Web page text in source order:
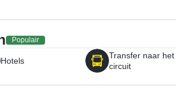
Populair
Hotels
Transfer naar het
circuit